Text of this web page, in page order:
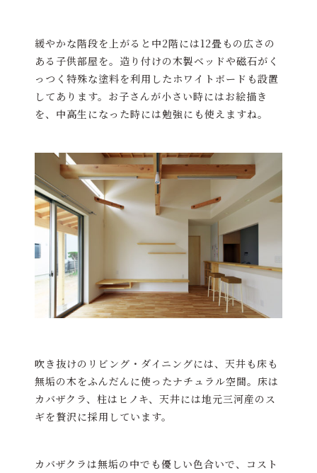
緩やかな階段を上がると中2階には12畳もの広さの
ある子供部屋を。造り付けの木製ベッドや磁石がく
っつく特殊な塗料を利用したホワイトボードも設置
してあります。お子さんが小さい時にはお絵描き
を、中高生になった時には勉強にも使えますね。
吹き抜けのリビング・ダイニングには、天井も床も
無垢の木をふんだんに使ったナチュラル空間。床は
カバザクラ、柱はヒノキ、天井には地元三河産のス
ギを贅沢に採用しています。
カバザクラは無垢の中でも優しい色合いで、コスト